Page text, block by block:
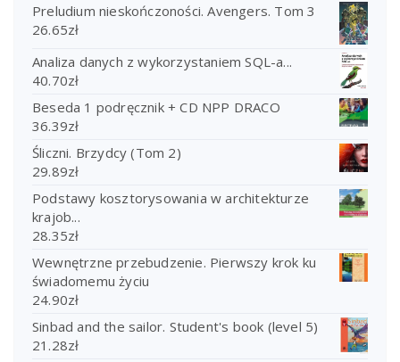
Preludium nieskończoności. Avengers. Tom 3
26.65zł
Analiza danych z wykorzystaniem SQL-a...
40.70zł
Beseda 1 podręcznik + CD NPP DRACO
36.39zł
Śliczni. Brzydcy (Tom 2)
29.89zł
Podstawy kosztorysowania w architekturze
krajob...
28.35zł
Wewnętrzne przebudzenie. Pierwszy krok ku
świadomemu życiu
24.90zł
Sinbad and the sailor. Student's book (level 5)
21.28zł